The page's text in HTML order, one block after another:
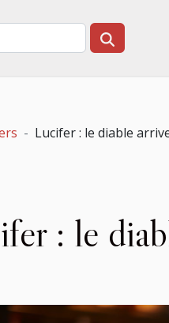
Lucifer : le diable
: le